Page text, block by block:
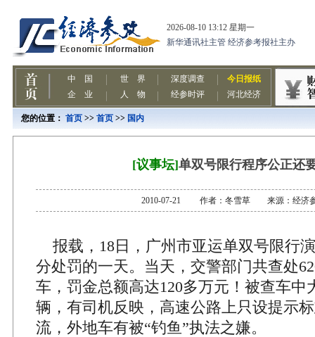
您的位置： 首页 >> 首页 >> 国内
[议事坛]单双号限行程序公正还
2010-07-21 作者：冬雪草 来源：经济
报载，18日，广州市亚运单双号限行
分处罚的一天。当天，交警部门共查处
车，罚金总额高达120多万元！被查车中
辆，有司机反映，高速公路上只设提示
流，外地车有被“钓鱼”执法之嫌。